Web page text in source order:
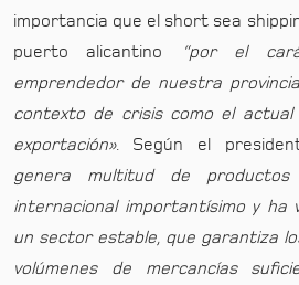
importancia que el short sea
puerto alicantino
“por el
emprendedor de nuestra
contexto de crisis como el
exportación». Según el
genera multitud de
internacional importantísimo y ha
un sector estable, que garantiza
volúmenes de mercancías